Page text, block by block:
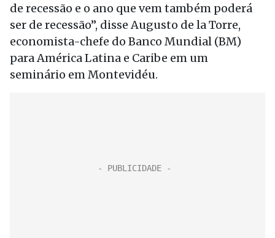
de recessão e o ano que vem também poderá
ser de recessão”, disse Augusto de la Torre,
economista-chefe do Banco Mundial (BM)
para América Latina e Caribe em um
seminário em Montevidéu.